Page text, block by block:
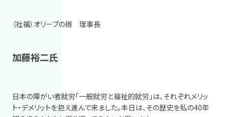
（社福）オリーブの樹 理事長
加藤裕二氏
日本の障がい者就労「一般就労と福祉的就労」は、それぞれメリッ
ト・デメリットを抱え進んで来ました。本日は、その歴史を私の40年